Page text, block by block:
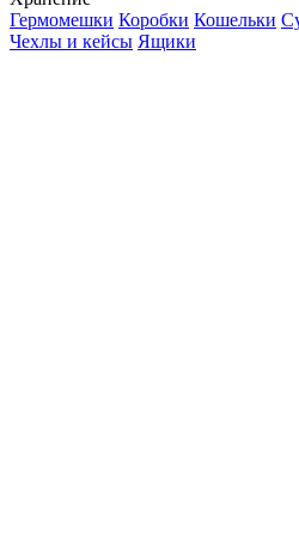
Гермомешки Коробки Кошельки
Чехлы и кейсы Ящики